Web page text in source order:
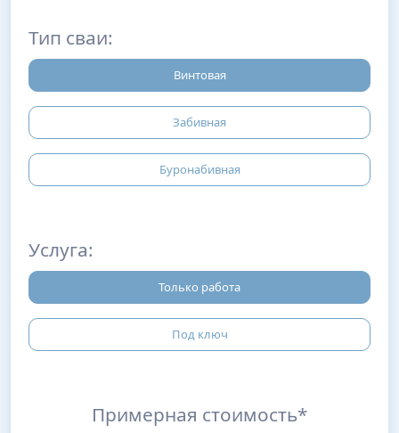
Тип сваи:
Винтовая
Забивная
Буронабивная
Услуга:
Только работа
Под ключ
Примерная стоимость*